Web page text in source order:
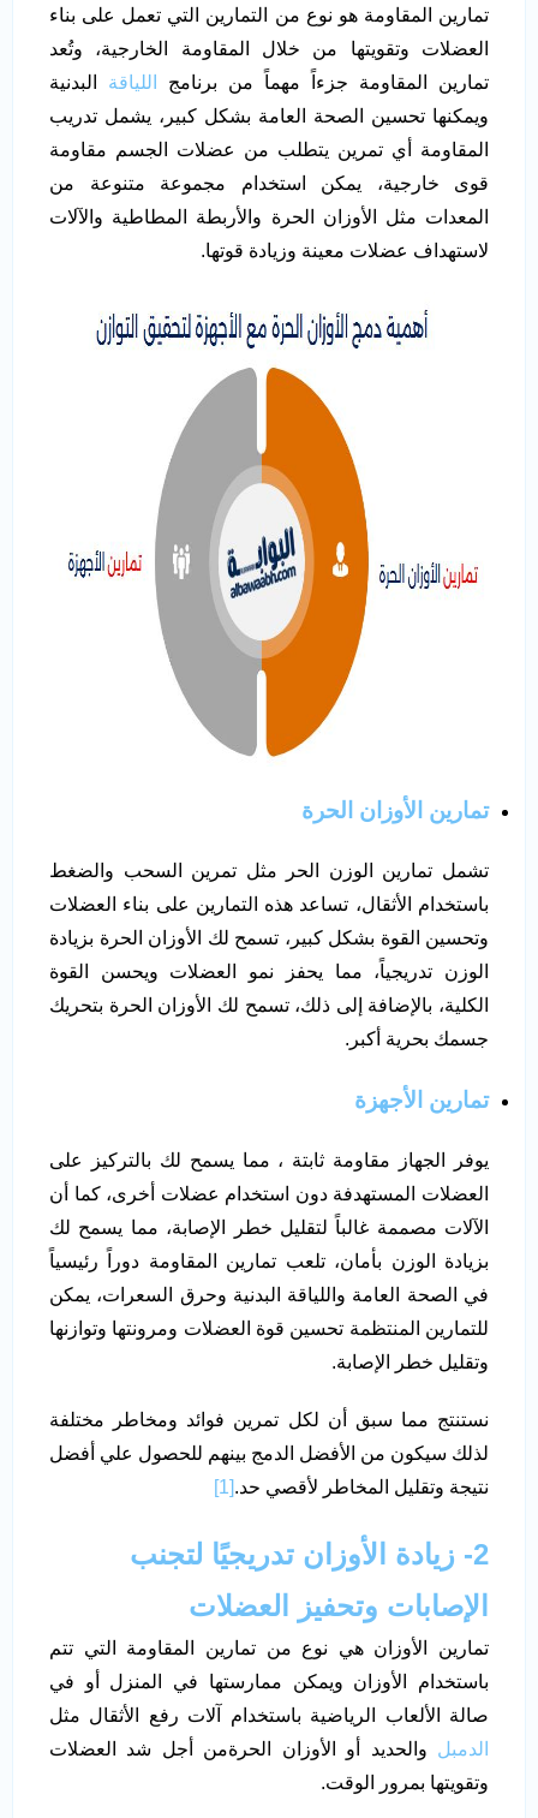
تمارين المقاومة هو نوع من التمارين التي تعمل على بناء
العضلات وتقويتها من خلال المقاومة الخارجية، وتُعد
تمارين المقاومة جزءاً مهماً من برنامج
اللياقة البدنية
ويمكنها تحسين الصحة العامة بشكل كبير، يشمل تدريب
المقاومة أي تمرين يتطلب من عضلات الجسم مقاومة
قوى خارجية، يمكن استخدام مجموعة متنوعة من
المعدات مثل الأوزان الحرة والأربطة المطاطية والآلات
لاستهداف عضلات معينة وزيادة قوتها.
تمارين الأوزان الحرة
تشمل تمارين الوزن الحر مثل تمرين السحب والضغط
باستخدام الأثقال، تساعد هذه التمارين على بناء العضلات
وتحسين القوة بشكل كبير، تسمح لك الأوزان الحرة بزيادة
الوزن تدريجياً، مما يحفز نمو العضلات ويحسن القوة
الكلية، بالإضافة إلى ذلك، تسمح لك الأوزان الحرة بتحريك
جسمك بحرية أكبر.
تمارين الأجهزة
يوفر الجهاز مقاومة ثابتة ، مما يسمح لك بالتركيز على
العضلات المستهدفة دون استخدام عضلات أخرى، كما أن
الآلات مصممة غالباً لتقليل خطر الإصابة، مما يسمح لك
بزيادة الوزن بأمان، تلعب تمارين المقاومة دوراً رئيسياً
في الصحة العامة واللياقة البدنية وحرق السعرات، يمكن
للتمارين المنتظمة تحسين قوة العضلات ومرونتها وتوازنها
وتقليل خطر الإصابة.
نستنتج مما سبق أن لكل تمرين فوائد ومخاطر مختلفة
لذلك سيكون من الأفضل الدمج بينهم للحصول علي أفضل
نتيجة وتقليل المخاطر لأقصي حد.[1]
2- زيادة الأوزان تدريجيًا لتجنب
الإصابات وتحفيز العضلات
تمارين الأوزان هي نوع من تمارين المقاومة التي تتم
باستخدام الأوزان ويمكن ممارستها في المنزل أو في
صالة الألعاب الرياضية باستخدام آلات رفع الأثقال مثل
الدمبل والحديد أو الأوزان الحرةمن أجل شد العضلات
وتقويتها بمرور الوقت.